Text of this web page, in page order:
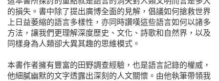
的損失。書中除了提出廣博全面的見解，倡議如何搶救世界
上日益萎縮的語言多樣性，亦同時讚嘆這些語言如何以諸多
方法，讓我們更理解深度歷史、文化、詩歌和自然界，以及
同樣身為人類卻大異其趣的思維模式。
本書作者擁有豐富的田野調查經驗，也是語言記錄的權威，
他細膩幽默的文字透露出深刻的人文關懷。由他執筆帶領我